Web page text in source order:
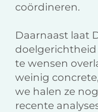
coördineren.
Daarnaast laat
te wensen
weinig
we halen ze
recente